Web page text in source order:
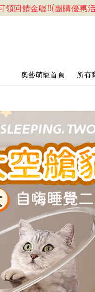
饋金喔!!(團購優惠活
奧藝萌寵首頁 所有